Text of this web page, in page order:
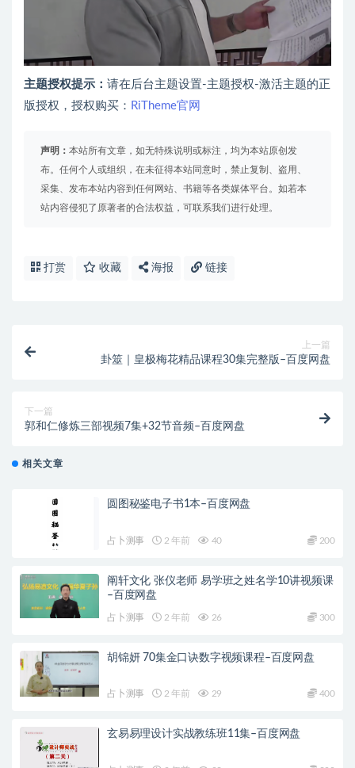
主题授权提示： 请在后台主题设置-主题授权-激活主题的正
版授权，授权购买： RiTheme官网
声明： 本站所有文章，如无特殊说明或标注，均为本站原创发
布。任何个人或组织，在未征得本站同意时，禁止复制、盗用、
采集、发布本站内容到任何网站、书籍等各类媒体平台。如若本
站内容侵犯了原著者的合法权益，可联系我们进行处理。
打赏 收藏 海报 链接
上一篇
卦筮｜皇极梅花精品课程30集完整版–百度网盘
下一篇
郭和仁修炼三部视频7集+32节音频–百度网盘
相关文章
圆图秘鉴电子书1本–百度网盘
占卜测事 2 年前 40 200
阐轩文化 张仪老师 易学班之姓名学10讲视频课
–百度网盘
占卜测事 2 年前 26 300
胡锦妍 70集金口诀数字视频课程–百度网盘
占卜测事 2 年前 29 400
玄易易理设计实战教练班11集–百度网盘